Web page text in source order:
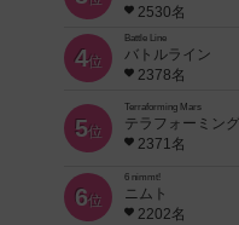
2530名
4位
Battle Line
バトルライン
2378名
5位
Terraforming Mars
テラフォーミン
2371名
6位
6 nimmt!
ニムト
2202名